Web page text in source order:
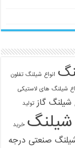
انواع شیلنگ تفلون
شیلنگ های لاستیکی
شیلنگ گاز تولید
خرید
صنعتی درجه